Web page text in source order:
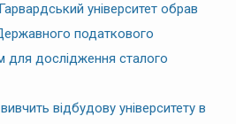
університет обрав
податкового
для дослідження сталого
відбудову університету в